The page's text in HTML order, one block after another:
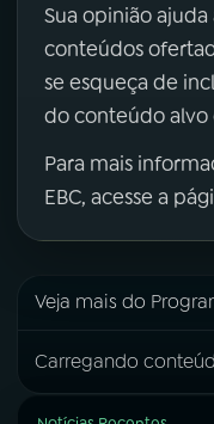
Sua opinião ajuda
conteúdos
se esqueça de
do conteúdo alvo
Para mais
EBC, acesse a
Veja mais do
Carregando